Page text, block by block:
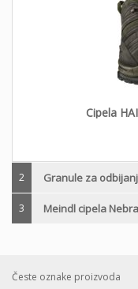
Cipela
2 Granule za
3 Meindl cipela
Česte oznake proizvoda